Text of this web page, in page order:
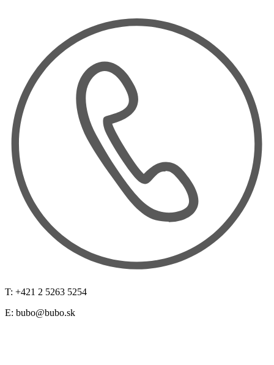
T: +421 2 5263 5254
E: bubo@bubo.sk